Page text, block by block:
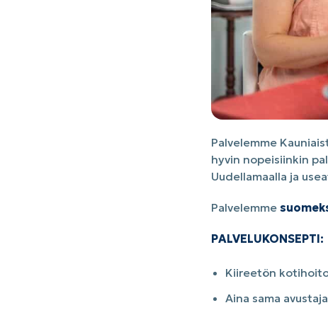
Palvelemme
hyvin nopeisiinkin
Uudellamaalla ja
Palvelemme
PALVELUKONSEPTI:
Kiireetön
Aina sama